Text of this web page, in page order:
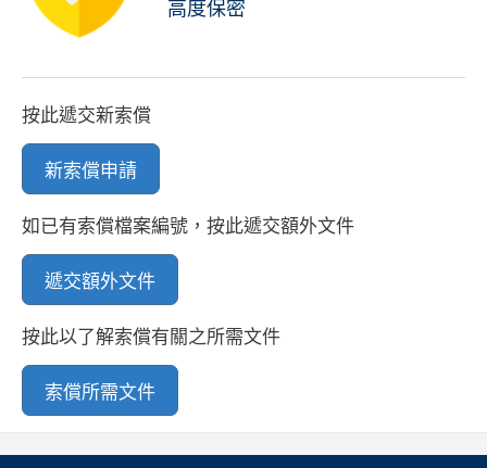
高度保密
按此遞交新索償
新索償申請
如已有索償檔案編號，按此遞交額外文件
遞交額外文件
按此以了解索償有關之所需文件
索償所需文件